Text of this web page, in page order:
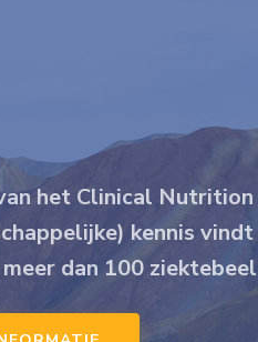
het Clinical Nutrition
kennis
dan 100